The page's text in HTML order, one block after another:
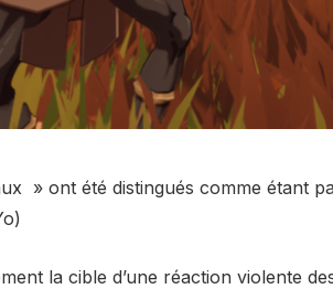
» ont été distingués comme étant
la cible d’une réaction violente